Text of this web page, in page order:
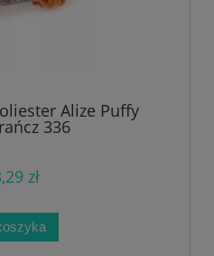
Alize Puffy
336
zł